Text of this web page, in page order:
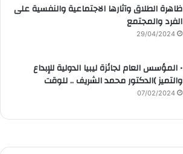
ظاهرة الطلاق وآثارها الاجتماعية والنفسية على
الفرد والمجتمع
29/04/2024
• المؤسس العام لجائزة ليبيا الدولية للإبداع
والتميز )الدكتور محمد الشريف .. للوقت
07/02/2024